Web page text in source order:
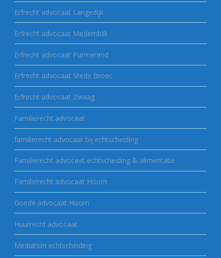
Erfrecht advocaat Langedijk
Erfrecht advocaat Medemblik
Erfrecht advocaat Purmerend
Erfrecht advocaat Stede Broec
Erfrecht advocaat Zwaag
Familierecht advocaat
familierecht advocaat bij echtscheiding
Familierecht advocaat echtscheiding & alimentatie
Familierecht advocaat Hoorn
Goede advocaat Hoorn
Huurrecht advocaat
Mediation echtscheiding